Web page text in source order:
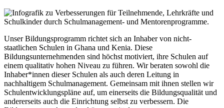
Unser Bildungsprogramm richtet sich an Inhaber von nicht-
staatlichen Schulen in Ghana und Kenia. Diese
Bildungsunternehmenden sind höchst motiviert, ihre Schulen auf
einem qualitativ hohen Niveau zu führen. Wir beraten sowohl die
Inhaber*innen dieser Schulen als auch deren Leitung in
nachhaltigem Schulmanagement. Gemeinsam mit ihnen stellen wir
Schulentwicklungspläne auf, um einerseits die Bildungsqualität und
andererseits auch die Einrichtung selbst zu verbessern. Die